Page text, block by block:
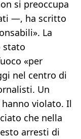
si preoccupa
—, ha scritto
La
stato
«per
nel centro di
Un
violato. Il
che nella
arresti di